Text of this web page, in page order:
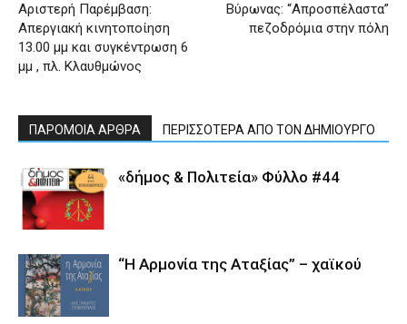
Αριστερή Παρέμβαση:
Απεργιακή κινητοποίηση
13.00 μμ και συγκέντρωση 6
μμ , πλ. Κλαυθμώνος
Βύρωνας: “Απροσπέλαστα”
πεζοδρόμια στην πόλη
ΠΑΡΟΜΟΙΑ ΑΡΘΡΑ ΠΕΡΙΣΣΟΤΕΡΑ ΑΠΟ ΤΟΝ ΔΗΜΙΟΥΡΓΟ
«δήμος & Πολιτεία» Φύλλο #44
“Η Αρμονία της Αταξίας” – χαϊκού